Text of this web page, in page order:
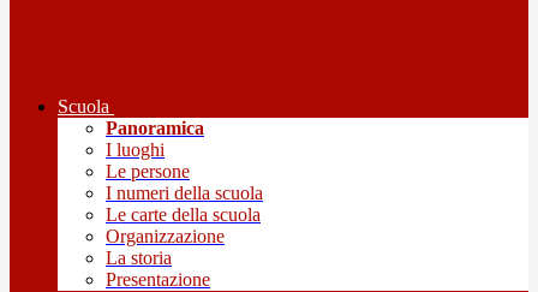
Scuola
Panoramica
I luoghi
Le persone
I numeri della scuola
Le carte della scuola
Organizzazione
La storia
Presentazione